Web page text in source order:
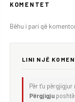
KOMENTET
Bëhu i pari që
LINI NJË
Për t'u
Përgjigju